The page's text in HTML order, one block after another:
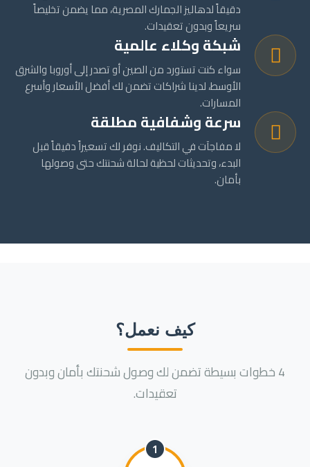
دقيقاً لدهاليز الجمارك المصرية، مما يضمن تخليصاً
سريعاً وبدون تعقيدات.
شبكة وكلاء عالمية
سواء كنت تستورد من الصين أو تصدر إلى أوروبا والشرق
الأوسط، لدينا شراكات تضمن لك أفضل الأسعار وأسرع
المسارات.
سرعة وشفافية مطلقة
لا مفاجآت في التكاليف. نوفر لك تسعيراً دقيقاً قبل
البدء، وتحديثات لحظية لحالة شحنتك حتى وصولها
بأمان.
كيف نعمل؟
4 خطوات بسيطة تضمن لك وصول شحنتك بأمان وبدون
تعقيدات.
1